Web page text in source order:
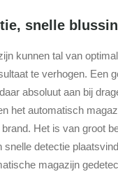
snelle
kunnen tal van
te verhogen. Een
absoluut aan bij
het automatisch
Het is van groot
snelle detectie
magazijn